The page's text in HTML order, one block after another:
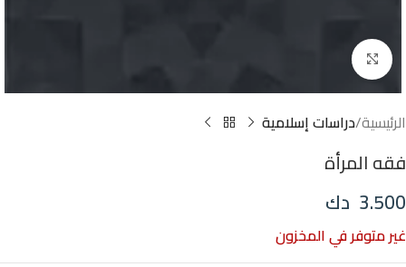
Click to enlarge
الرئيسية دراسات إسلامية
فقه المرأة
3.500 دك
غير متوفر في المخزون